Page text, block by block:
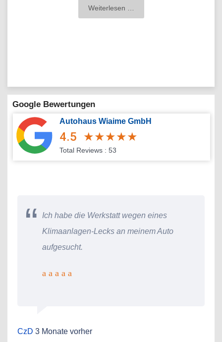
Weiterlesen …
Google Bewertungen
Autohaus Wiaime GmbH
4.5 ★★★★★
Total Reviews : 53
Ich habe die Werkstatt wegen eines
Klimaanlagen-Lecks an meinem Auto
aufgesucht.
CzD 3 Monate vorher